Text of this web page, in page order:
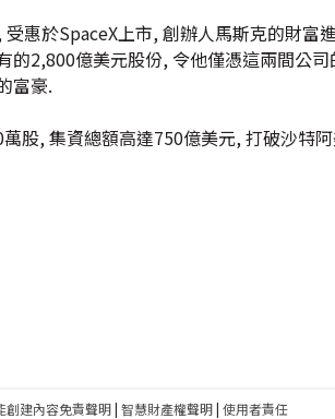
惠於SpaceX上市, 創辦人馬斯克的財富
2,800億美元股份, 令他僅憑這兩間公
富豪.
股, 集資總額高達750億美元, 打破沙特
創建內容免責聲明| 智慧財產權聲明| 使用者責任